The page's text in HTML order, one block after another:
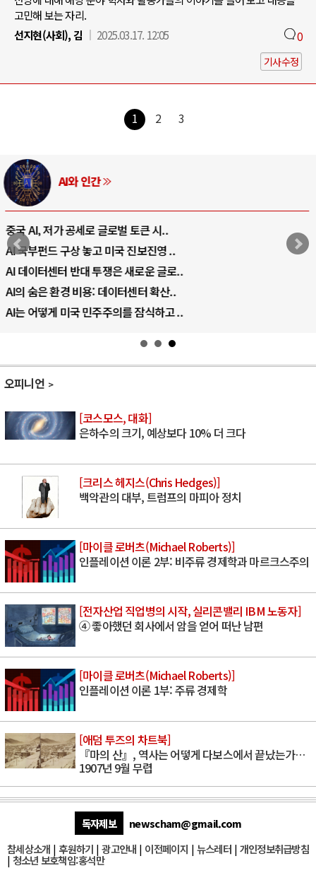
고민해 보는 자리.
선지현(사회), 김
2025.03.17. 12:05 0
기사수정
1 2 3
AI와 인간
중국 AI, 저가 공세로 글로벌 토큰 시..
AI 국부펀드 구상 놓고 미국 진보진영 ..
AI 데이터센터 반대 투쟁은 새로운 글로..
AI의 숨은 환경 비용: 데이터센터 확산..
AI는 어떻게 미국 민주주의를 잠식하고 ..
오피니언
[코스모스, 대화]
은하수의 크기, 예상보다 10% 더 크다
[크리스 헤지스(Chris Hedges)]
백악관의 대부, 트럼프의 마피아 정치
[마이클 로버츠(Michael Roberts)]
인플레이션 이론 2부: 비주류 경제학과 마르크스주의
[전자산업 직업병의 시작, 실리콘밸리 IBM 노동자]
④ 좋아했던 회사에서 암을 얻어 떠난 남편
[마이클 로버츠(Michael Roberts)]
인플레이션 이론 1부: 주류 경제학
[애덤 투즈의 차트북]
『마의 산』, 역사는 어떻게 다보스에서 끝났는가…
1907년 9월 무렵
독자제보
newscham@gmail.com
참세상소개 | 후원하기 |광고안내 | 이전페이지 | 뉴스레터| 개인정보취급방침
| 청소년 보호책임:홍석만